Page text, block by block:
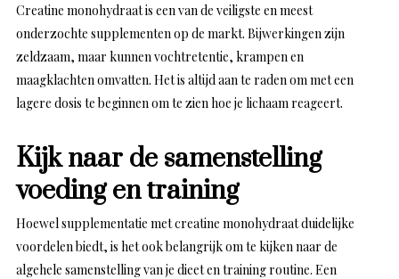
Creatine monohydraat is een van de veiligste en meest
onderzochte supplementen op de markt. Bijwerkingen zijn
zeldzaam, maar kunnen vochtretentie, krampen en
maagklachten omvatten. Het is altijd aan te raden om met een
lagere dosis te beginnen om te zien hoe je lichaam reageert.
Kijk naar de samenstelling
voeding en training
Hoewel supplementatie met creatine monohydraat duidelijke
voordelen biedt, is het ook belangrijk om te kijken naar de
algehele samenstelling van je dieet en training routine. Een